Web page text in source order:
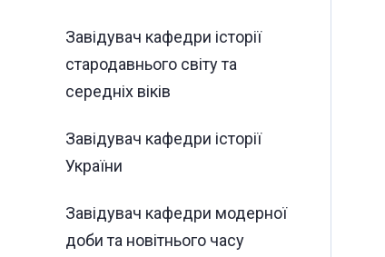
Завідувач кафедри історії
стародавнього світу та
середніх віків
Завідувач кафедри історії
України
Завідувач кафедри модерної
доби та новітнього часу